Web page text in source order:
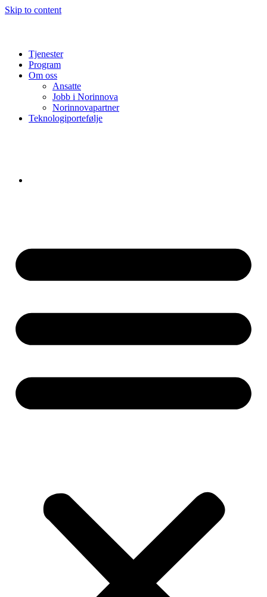
Skip to content
Tjenester
Program
Om oss
Ansatte
Jobb i Norinnova
Norinnovapartner
Teknologiportefølje